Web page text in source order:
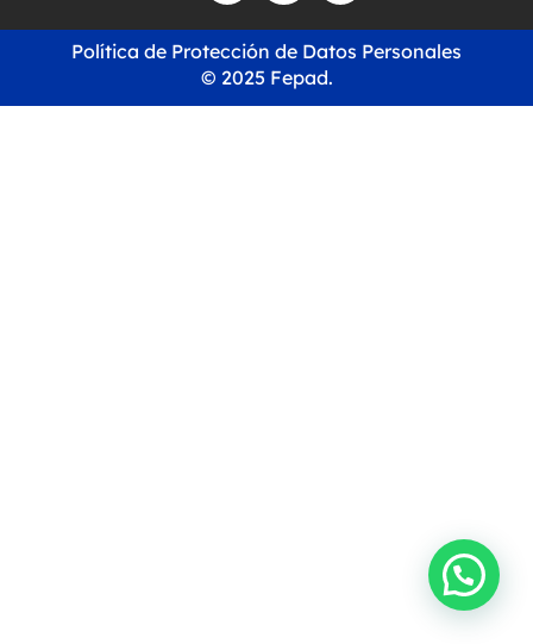
© 2025 Fepad.
Política de Protección de Datos Personales